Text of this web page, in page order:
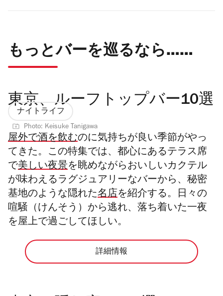
もっとバーを巡るなら……
東京、ルーフトップバー10選
ナイトライフ
Photo: Keisuke Tanigawa
屋外で酒を飲むのに気持ちが良い季節がやっ
てきた。 この特集では、都心にあるテラス席
で美しい夜景を眺めながらおいしいカクテル
が味わえるラグジュアリーなバーから、秘密
基地のような隠れた名店を紹介する。日々の
喧騒（けんそう） から逃れ、落ち着いた一夜
を屋上で過ごしてほしい。
詳細情報